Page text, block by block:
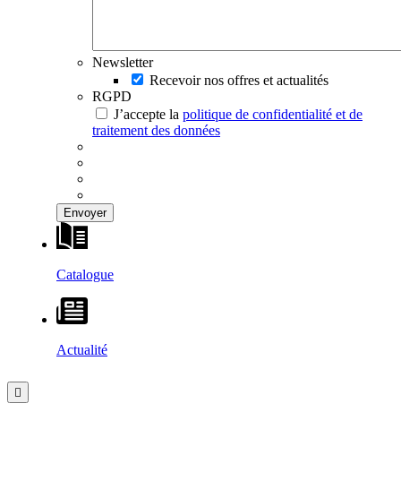
Newsletter
Recevoir nos offres et actualités
RGPD
J’accepte la politique de confidentialité et de
traitement des données
Catalogue
Actualité